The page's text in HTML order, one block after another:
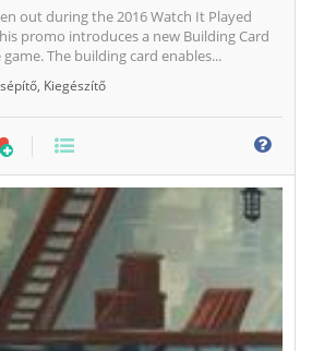
out during the 2016 Watch It Played
promo introduces a new Building Card
The building card enables...
Kiegészítő